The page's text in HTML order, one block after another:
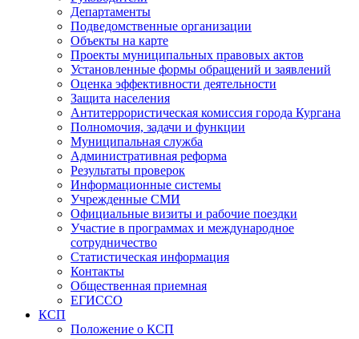
Департаменты
Подведомственные организации
Объекты на карте
Проекты муниципальных правовых актов
Установленные формы обращений и заявлений
Оценка эффективности деятельности
Защита населения
Антитеррористическая комиссия города Кургана
Полномочия, задачи и функции
Муниципальная служба
Административная реформа
Результаты проверок
Информационные системы
Учрежденные СМИ
Официальные визиты и рабочие поездки
Участие в программах и международное
сотрудничество
Статистическая информация
Контакты
Общественная приемная
ЕГИССО
КСП
Положение о КСП